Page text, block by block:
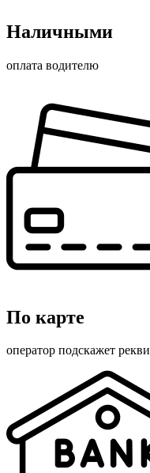
Наличными
оплата водителю
По карте
оператор подскажет